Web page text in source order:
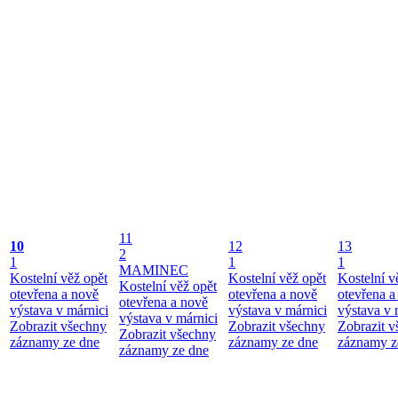
10
1
Kostelní věž opět
otevřena a nově
výstava v márnici
Zobrazit všechny
záznamy ze dne
11
2
MAMINEC
Kostelní věž opět
otevřena a nově
výstava v márnici
Zobrazit všechny
záznamy ze dne
12
1
Kostelní věž opět
otevřena a nově
výstava v márnici
Zobrazit všechny
záznamy ze dne
13
1
Kostelní
otevřena
výstava v
Zobrazit
záznamy